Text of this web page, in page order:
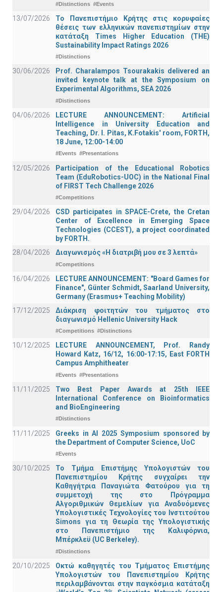
#Distinctions #Events
13/07/2026
Το Πανεπιστήμιο Κρήτης στις κορυφαίες
θέσεις των ελληνικών πανεπιστημίων στην
κατάταξη Times Higher Education (ΤΗΕ)
Sustainability Impact Ratings 2026
#Distinctions
30/06/2026
Prof. Charalampos Tsourakakis delivered an
invited keynote talk at the Symposium on
Experimental Algorithms, SEA 2026
#Distinctions
04/06/2026
LECTURE ANNOUNCEMENT: Artificial
Intelligence in University Education and
Teaching, Dr. I. Pitas, K.Fotakis' room, FORTH,
18 June, 12:00-14:00
#Events #Presentations
12/05/2026
Participation of the Educational Robotics
Team (EduRobotics-UOC) in the National Final
of FIRST Tech Challenge 2026
#Competitions
29/04/2026
CSD participates in SPACE-Crete, the Cretan
Center of Excellence in Emerging Space
Technologies (CCEST), a project coordinated
by FORTH.
28/04/2026
Διαγωνισμός «Η διατριβή μου σε 3 λεπτά»
#Competitions
16/04/2026
LECTURE ANNOUNCEMENT: "Board Games for
Finance", Günter Schmidt, Saarland University,
Germany (Erasmus+ Teaching Mobility)
17/12/2025
Διάκριση φοιτητών του τμήματος στο
διαγωνισμό Hellenic University Hack
#Competitions #Distinctions
10/12/2025
LECTURE ANNOUNCEMENT, Prof. Randy
Howard Katz, 16/12, 16:00-17:15, East FORTH
Campus Amphitheater
#Events #Presentations
11/11/2025
Two Best Paper Awards at 25th IEEE
International Conference on Bioinformatics
and BioEngineering
#Distinctions
11/11/2025
Greeks in AI 2025 Symposium sponsored by
the Department of Computer Science, UoC
#Events
30/10/2025
Το Τμήμα Επιστήμης Υπολογιστών του
Πανεπιστημίου Κρήτης συγχαίρει την
Καθηγήτρια Παναγιώτα Φατούρου για τη
συμμετοχή της στο Πρόγραμμα
Αλγοριθμικών Θεμελίων για Αναδυόμενες
Υπολογιστικές Τεχνολογίες του Ινστιτούτου
Simons για τη Θεωρία της Υπολογιστικής
στο Πανεπιστήμιο της Καλιφόρνια,
Μπέρκλεϋ (UC Berkeley).
#Distinctions
20/10/2025
Οκτώ καθηγητές του Τμήματος Επιστήμης
Υπολογιστών του Πανεπιστημίου Κρήτης
περιλαμβάνονται στην παγκόσμια κατάταξη